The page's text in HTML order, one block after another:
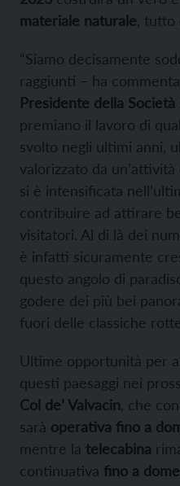
materiale naturale ,
“Siamo decisamente
raggiunti – ha
Presidente della
premiano il lavoro di
svolto negli ultimi anni,
valorizzato da
si è intensificata
contribuire ad attirare
visitatori. Al di là dei
è infatti sicuramente
questo angolo di
godere dei più bei
fuori delle classiche
Ultime opportunità per
questi paesaggi nei
Col de’ Valvacin , che
sarà operativa fino a
mentre la telecabina
continuativa fino a